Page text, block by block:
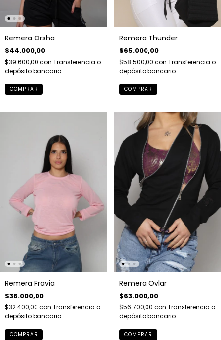
Remera Orsha
$44.000,00
$39.600,00 con Transferencia o
depósito bancario
COMPRAR
Remera Thunder
$65.000,00
$58.500,00 con Transferencia o
depósito bancario
COMPRAR
Remera Pravia
$36.000,00
$32.400,00 con Transferencia o
depósito bancario
COMPRAR
Remera Ovlar
$63.000,00
$56.700,00 con Transferencia o
depósito bancario
COMPRAR